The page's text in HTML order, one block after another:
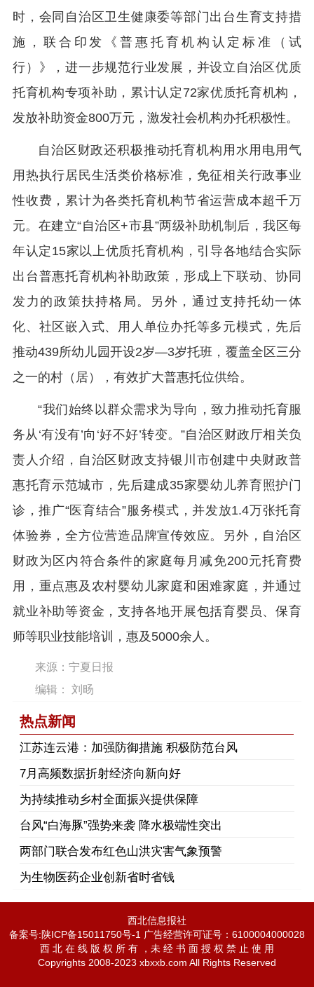
时，会同自治区卫生健康委等部门出台生育支持措
施，联合印发《普惠托育机构认定标准（试
行）》，进一步规范行业发展，并设立自治区优质
托育机构专项补助，累计认定72家优质托育机构，
发放补助资金800万元，激发社会机构办托积极性。
自治区财政还积极推动托育机构用水用电用气
用热执行居民生活类价格标准，免征相关行政事业
性收费，累计为各类托育机构节省运营成本超千万
元。在建立“自治区+市县”两级补助机制后，我区每
年认定15家以上优质托育机构，引导各地结合实际
出台普惠托育机构补助政策，形成上下联动、协同
发力的政策扶持格局。另外，通过支持托幼一体
化、社区嵌入式、用人单位办托等多元模式，先后
推动439所幼儿园开设2岁—3岁托班，覆盖全区三分
之一的村（居），有效扩大普惠托位供给。
“我们始终以群众需求为导向，致力推动托育服
务从‘有没有’向‘好不好’转变。”自治区财政厅相关负
责人介绍，自治区财政支持银川市创建中央财政普
惠托育示范城市，先后建成35家婴幼儿养育照护门
诊，推广“医育结合”服务模式，并发放1.4万张托育
体验券，全方位营造品牌宣传效应。另外，自治区
财政为区内符合条件的家庭每月减免200元托育费
用，重点惠及农村婴幼儿家庭和困难家庭，并通过
就业补助等资金，支持各地开展包括育婴员、保育
师等职业技能培训，惠及5000余人。
来源：宁夏日报
编辑： 刘旸
热点新闻
江苏连云港：加强防御措施 积极防范台风
7月高频数据折射经济向新向好
为持续推动乡村全面振兴提供保障
台风“白海豚”强势来袭 降水极端性突出
两部门联合发布红色山洪灾害气象预警
为生物医药企业创新省时省钱
西北信息报社
备案号:陕ICP备15011750号-1 广告经营许可证号：6100004000028
西 北 在 线 版 权 所 有 ，未 经 书 面 授 权 禁 止 使 用
Copyrights 2008-2023 xbxxb.com All Rights Reserved